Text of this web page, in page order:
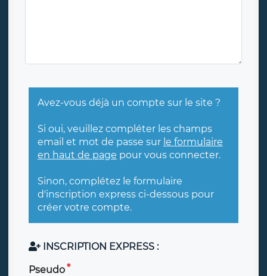
Avez-vous déjà un compte sur le site ?
Si oui, veuillez compléter les champs
email et mot de passe sur le formulaire
en haut de page pour vous connecter.
Sinon, complétez le formulaire
d'inscription express ci-dessous pour
créer votre compte.
INSCRIPTION EXPRESS :
Pseudo